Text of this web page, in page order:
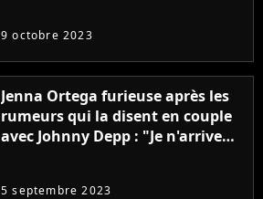
9 octobre 2023
Jenna Ortega furieuse après les
rumeurs qui la disent en couple
avec Johnny Depp : "Je n'arrive
5 septembre 2023